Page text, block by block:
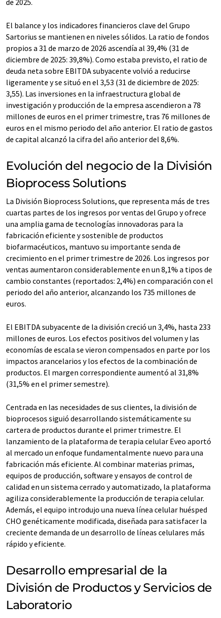
El balance y los indicadores financieros clave del Grupo
Sartorius se mantienen en niveles sólidos. La ratio de fondos
propios a 31 de marzo de 2026 ascendía al 39,4% (31 de
diciembre de 2025: 39,8%). Como estaba previsto, el ratio de
deuda neta sobre EBITDA subyacente volvió a reducirse
ligeramente y se situó en el 3,53 (31 de diciembre de 2025:
3,55). Las inversiones en la infraestructura global de
investigación y producción de la empresa ascendieron a 78
millones de euros en el primer trimestre, tras 76 millones de
euros en el mismo periodo del año anterior. El ratio de gastos
de capital alcanzó la cifra del año anterior del 8,6%.
Evolución del negocio de la División
Bioprocess Solutions
La División Bioprocess Solutions, que representa más de tres
cuartas partes de los ingresos por ventas del Grupo y ofrece
una amplia gama de tecnologías innovadoras para la
fabricación eficiente y sostenible de productos
biofarmacéuticos, mantuvo su importante senda de
crecimiento en el primer trimestre de 2026. Los ingresos por
ventas aumentaron considerablemente en un 8,1% a tipos de
cambio constantes (reportados: 2,4%) en comparación con el
periodo del año anterior, alcanzando los 735 millones de
euros.
El EBITDA subyacente de la división creció un 3,4%, hasta 233
millones de euros. Los efectos positivos del volumen y las
economías de escala se vieron compensados en parte por los
impactos arancelarios y los efectos de la combinación de
productos. El margen correspondiente aumentó al 31,8%
(31,5% en el primer semestre).
Centrada en las necesidades de sus clientes, la división de
bioprocesos siguió desarrollando sistemáticamente su
cartera de productos durante el primer trimestre. El
lanzamiento de la plataforma de terapia celular Eveo aportó
al mercado un enfoque fundamentalmente nuevo para una
fabricación más eficiente. Al combinar materias primas,
equipos de producción, software y ensayos de control de
calidad en un sistema cerrado y automatizado, la plataforma
agiliza considerablemente la producción de terapia celular.
Además, el equipo introdujo una nueva línea celular huésped
CHO genéticamente modificada, diseñada para satisfacer la
creciente demanda de un desarrollo de líneas celulares más
rápido y eficiente.
Desarrollo empresarial de la
División de Productos y Servicios de
Laboratorio